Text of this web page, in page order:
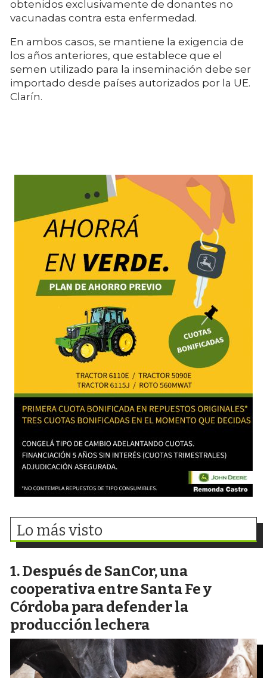
obtenidos exclusivamente de donantes no
vacunadas contra esta enfermedad.
En ambos casos, se mantiene la exigencia de
los años anteriores, que establece que el
semen utilizado para la inseminación debe ser
importado desde países autorizados por la UE.
Clarín.
Lo más visto
Después de SanCor, una
cooperativa entre Santa Fe y
Córdoba para defender la
producción lechera